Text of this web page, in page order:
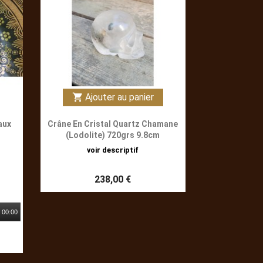
00:00
shopping_cart Ajouter au panier
Crâne En Cristal Quartz Chamane
(Lodolite) 720grs 9.8cm
voir descriptif
238,00 €